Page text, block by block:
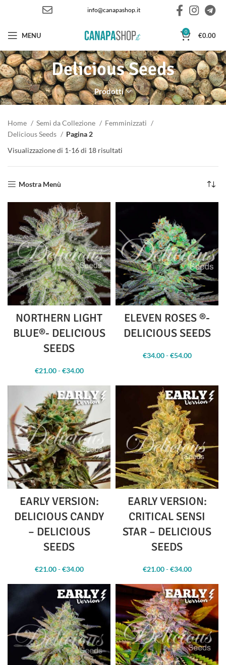
info@canapashop.it
MENU 0 €0.00
Delicious Seeds
Prodotti
Home Semi da Collezione
Femminizzati
Delicious Seeds
Pagina 2
Visualizzazione di 1-16 di 18 risultati
Mostra Menù
NORTHERN LIGHT
BLUE®- DELICIOUS
SEEDS
€21.00 - €34.00
prezzo:
da
€21.00 a
€34.00
ELEVEN ROSES ®-
DELICIOUS SEEDS
€34.00 - €54.00
€34.00 a
€54.00
EARLY VERSION:
DELICIOUS CANDY
– DELICIOUS
SEEDS
€21.00 - €34.00
da
€21.00 a
€34.00
EARLY VERSION:
CRITICAL SENSI
STAR – DELICIOUS
SEEDS
€21.00 - €34.00
prezzo:
da
€21.00 a
€34.00